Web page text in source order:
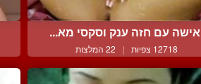
אישה עם חזה ענק וסקסי מא...
12718 צפיות | 22 המלצות